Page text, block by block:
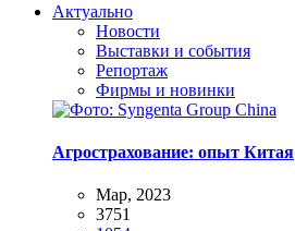
Актуально
Новости
Выставки и события
Репортаж
Фирмы и новинки
Агрострахование: опыт Китая
Мар, 2023
3751